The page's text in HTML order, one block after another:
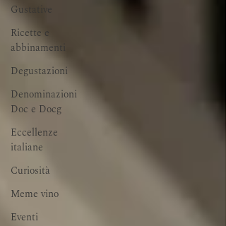
Gustative
Ricette e
abbinamenti
Degustazioni
Denominazioni
Doc e Docg
Eccellenze
italiane
Curiosità
Meme vino
Eventi